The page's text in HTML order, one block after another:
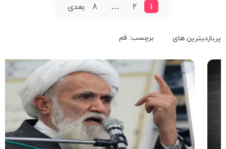
… بعدی
پربازدیترین های برچسب: قم